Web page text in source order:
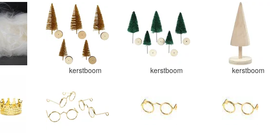
kerstboom kerstboom kerstboom